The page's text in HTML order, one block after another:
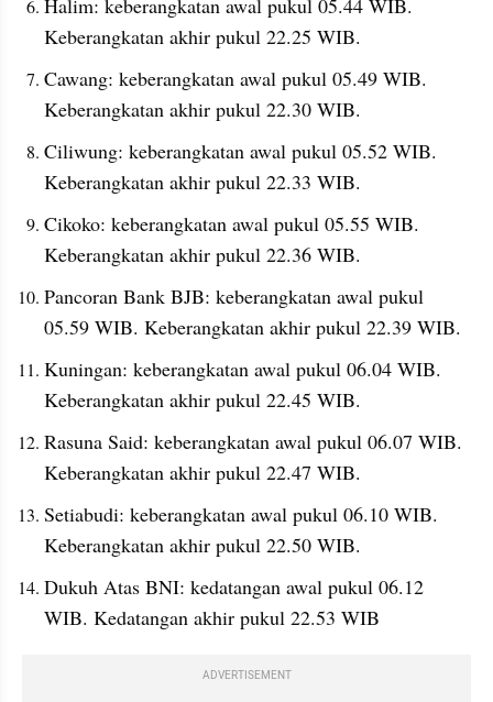
Halim: keberangkatan awal pukul 05.44 WIB.
Keberangkatan akhir pukul 22.25 WIB.
Cawang: keberangkatan awal pukul 05.49 WIB.
Keberangkatan akhir pukul 22.30 WIB.
Ciliwung: keberangkatan awal pukul 05.52 WIB.
Keberangkatan akhir pukul 22.33 WIB.
Cikoko: keberangkatan awal pukul 05.55 WIB.
Keberangkatan akhir pukul 22.36 WIB.
Pancoran Bank BJB: keberangkatan awal pukul
05.59 WIB. Keberangkatan akhir pukul 22.39 WIB.
Kuningan: keberangkatan awal pukul 06.04 WIB.
Keberangkatan akhir pukul 22.45 WIB.
Rasuna Said: keberangkatan awal pukul 06.07 WIB.
Keberangkatan akhir pukul 22.47 WIB.
Setiabudi: keberangkatan awal pukul 06.10 WIB.
Keberangkatan akhir pukul 22.50 WIB.
Dukuh Atas BNI: kedatangan awal pukul 06.12
WIB. Kedatangan akhir pukul 22.53 WIB
ADVERTISEMENT